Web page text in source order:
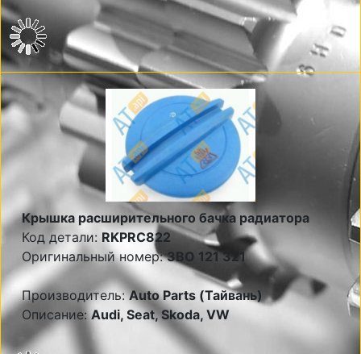
Крышка расширительного бачка радиатора
Код детали: RKPRC822
Оригинальный номер:3BO 121 321
Производитель:Auto Parts (Тайвань)
Описание:Audi, Seat, Skoda, VW